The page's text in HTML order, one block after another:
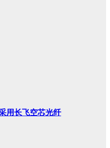
用长飞空芯光纤